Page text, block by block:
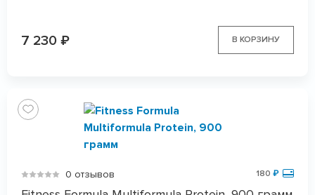
7 230 ₽ В КОРЗИНУ
0 отзывов 180 ₽